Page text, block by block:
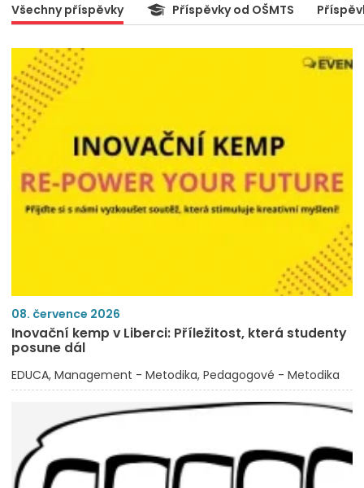
Všechny příspěvky Příspěvky od OŠMTS
08. července 2026
Inovační kemp v Liberci: Příležitost, která studenty
posune dál
EDUCA Management - Metodika Pedagogové - Metodika